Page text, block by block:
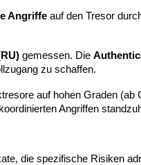
Angriffeauf den Tresor
gemessen. Die
zu schaffen.
auf hohen Graden (ab
Angriffen
die spezifische Risiken